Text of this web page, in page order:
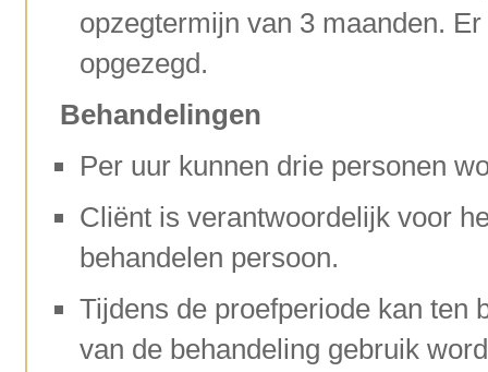
opzegtermijn van 3 maanden.
opgezegd.
Behandelingen
Per uur kunnen drie personen
Cliënt is verantwoordelijk voor
behandelen persoon.
Tijdens de proefperiode kan ten
van de behandeling gebruik